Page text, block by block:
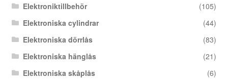
Elektroniktillbehör
(105)
Elektroniska cylindrar
(44)
Elektroniska dörrlås
(83)
Elektroniska hänglås
(21)
Elektroniska skåplås
(6)